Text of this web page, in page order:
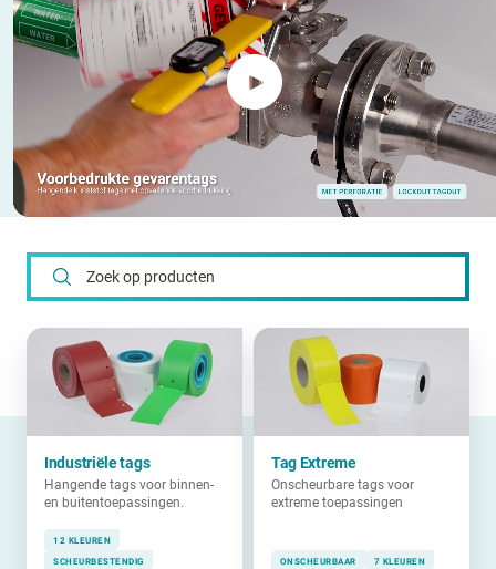
Industriële tags
Hangende tags voor binnen-
en buitentoepassingen.
12 KLEUREN
SCHEURBESTENDIG
Tag Extreme
Onscheurbare tags voor
extreme toepassingen
ONSCHEURBAAR 7 KLEUREN